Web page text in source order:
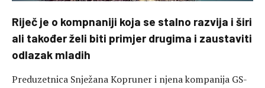
Riječ je o kompnaniji koja se stalno razvija i širi
ali također želi biti primjer drugima i zaustaviti
odlazak mladih
Preduzetnica Snježana Kopruner i njena kompanija GS-